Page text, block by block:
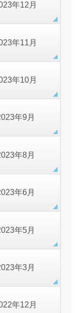
年12月
年11月
年10月
年9月
年8月
年6月
年5月
年3月
年12月